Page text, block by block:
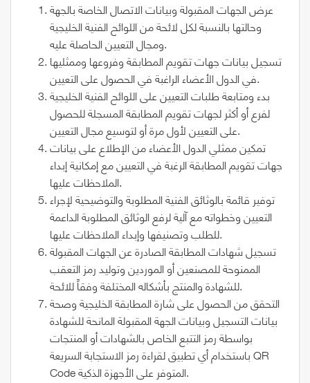
عرض الجهات المقبولة وبيانات الاتصال الخاصة بالجهة
وحالتها بالنسبة لكل لائحة من اللوائح الفنية الخليجية
ومجال التعيين الحاصلة عليه.
تسجيل بيانات جهات تقويم المطابقة وفروعها وممثليها
في الدول الأعضاء الراغبة في الحصول على التعيين.
بدء ومتابعة طلبات التعيين على اللوائح الفنية الخليجية
لفرع أو أكثر لجهات تقويم المطابقة المسجلة للحصول
على التعيين لأول مرة أو لتوسيع مجال التعيين.
تمكين ممثلي الدول الأعضاء من الإطلاع على بيانات
جهات تقويم المطابقة الرغبة في التعيين مع إمكانية إبداء
الملاحظات عليها.
توفير قائمة بالوثائق الفنية المطلوبة والتوضيحية لإجراء
التعيين وخطواته مع آلية لرفع الوثائق المطلوبة الداعمة
للطلب وتصنيفها وإبداء الملاحظات عليها.
تسجيل شهادات المطابقة الصادرة عن الجهات المقبولة
الممنوحة للمصنعين أو الموردين وتوليد رمز التعقب
للشهادة والمنتج بأشكاله المختلفة وفقاً للائحة.
التحقق من الحصول على شارة المطابقة الخليجية وصحة
بيانات التسجيل وبيانات الجهة المقبولة المانحة للشهادة
بواسطة رمز التتبع الخاص بالشهادات أو المنتجات
باستخدام أي تطبيق لقراءة رمز الاستجابة السريعة QR
Code المتوفر على الأجهزة الذكية.